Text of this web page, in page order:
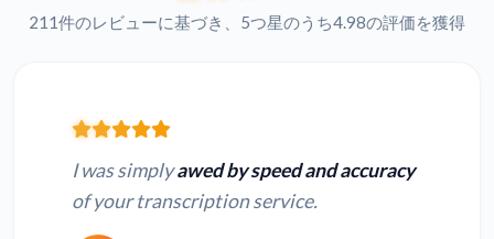
211件のレビューに基づき、5つ星のうち4.98の評価を獲得
I was simplyawed by speed and accuracy
of your transcription service.